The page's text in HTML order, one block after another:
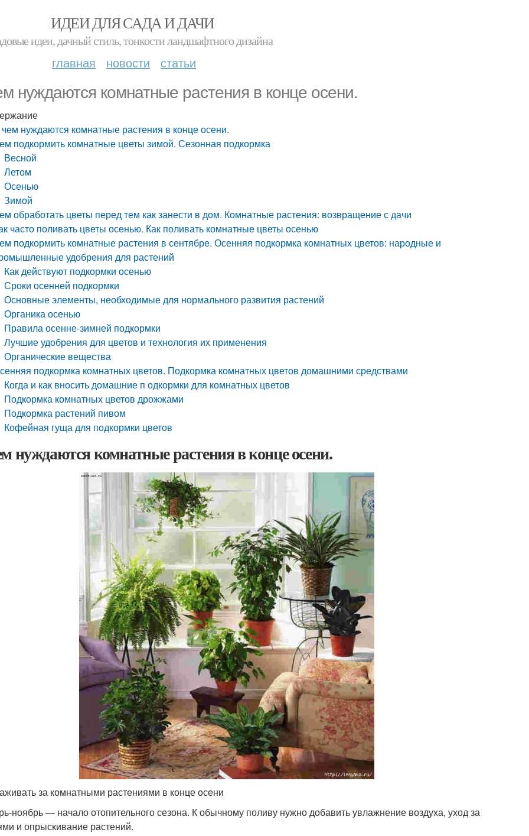
ИДЕИ ДЛЯ САДА И ДАЧИ
идеи, дачный стиль, тонкости ландшафтного дизайна
главная новости статьи
нуждаются комнатные растения в конце осени.
нуждаются комнатные растения в конце осени.
подкормить комнатные цветы зимой. Сезонная подкормка
Весной
Летом
Осенью
Зимой
обработать цветы перед тем как занести в дом. Комнатные растения: возвращение с дачи
часто поливать цветы осенью. Как поливать комнатные цветы осенью
подкормить комнатные растения в сентябре. Осенняя подкормка комнатных цветов: народные и
удобрения для растений
Как действуют подкормки осенью
Сроки осенней подкормки
Основные элементы, необходимые для нормального развития растений
Органика осенью
Правила осенне-зимней подкормки
Лучшие удобрения для цветов и технология их применения
Органические вещества
подкормка комнатных цветов. Подкормка комнатных цветов домашними средствами
Когда и как вносить домашние п одкормки для комнатных цветов
Подкормка комнатных цветов дрожжами
Подкормка растений пивом
Кофейная гуща для подкормки цветов
нуждаются комнатные растения в конце осени.
за комнатными растениями в конце осени
ноябрь — начало отопительного сезона. К обычному поливу нужно добавить увлажнение воздуха, уход за
и опрыскивание растений.